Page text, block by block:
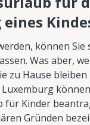
können Sie
Was aber,
zu Hause bleiben
für Kinder
Gründen